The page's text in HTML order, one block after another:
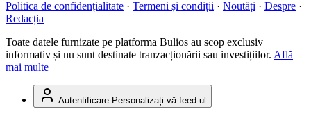
Politica de confidențialitate · Termeni și condiții · Noutăți · Despre ·
Redacția
Toate datele furnizate pe platforma Bulios au scop exclusiv
informativ și nu sunt destinate tranzacționării sau investițiilor. Află
mai multe
Autentificare Personalizați-vă feed-ul